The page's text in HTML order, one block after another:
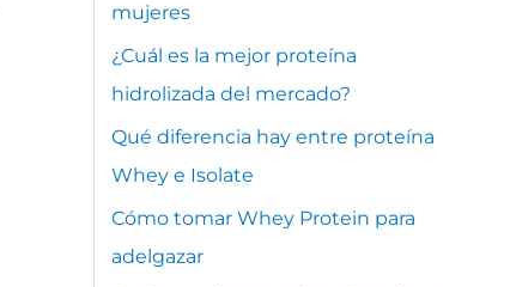
mujeres
¿Cuál es la mejor proteína
hidrolizada del mercado?
Qué diferencia hay entre proteína
Whey e Isolate
Cómo tomar Whey Protein para
adelgazar